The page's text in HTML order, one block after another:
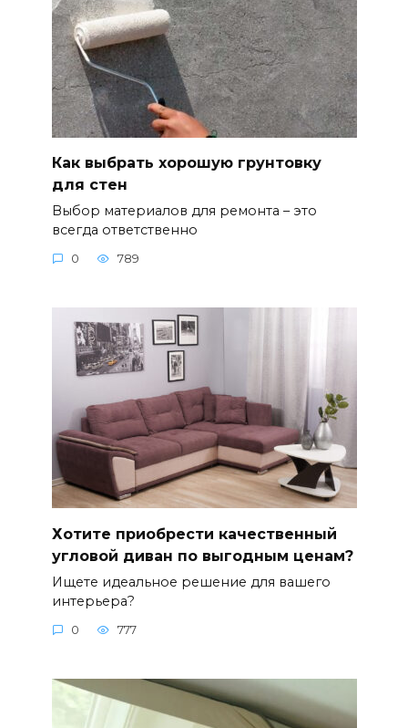
Как выбрать хорошую грунтовку
для стен
Выбор материалов для ремонта – это
всегда ответственно
0 789
Хотите приобрести качественный
угловой диван по выгодным ценам?
Ищете идеальное решение для вашего
интерьера?
0 777